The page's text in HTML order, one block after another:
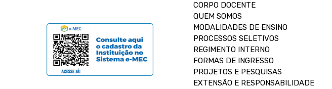
CORPO DOCENTE
QUEM SOMOS
MODALIDADES DE ENSINO
PROCESSOS SELETIVOS
REGIMENTO INTERNO
FORMAS DE INGRESSO
PROJETOS E PESQUISAS
EXTENSÃO E RESPONSABILIDADE